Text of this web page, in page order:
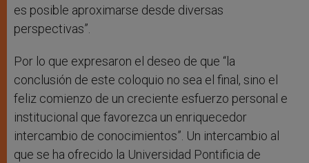
es posible aproximarse desde diversas
perspectivas”.
Por lo que expresaron el deseo de que “la
conclusión de este coloquio no sea el final, sino el
feliz comienzo de un creciente esfuerzo personal e
institucional que favorezca un enriquecedor
intercambio de conocimientos”. Un intercambio al
que se ha ofrecido la Universidad Pontificia de